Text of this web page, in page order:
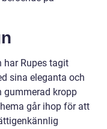
Rupes tagit
sina eleganta och
gummerad kropp
går ihop för att